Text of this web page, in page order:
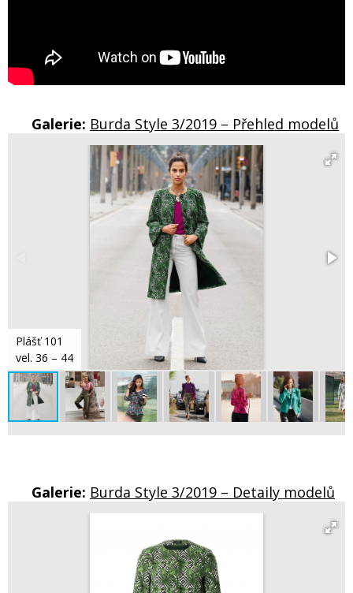
Galerie: Burda Style 3/2019 – Přehled modelů
Plášť 101
vel. 36 – 44
Galerie: Burda Style 3/2019 – Detaily modelů